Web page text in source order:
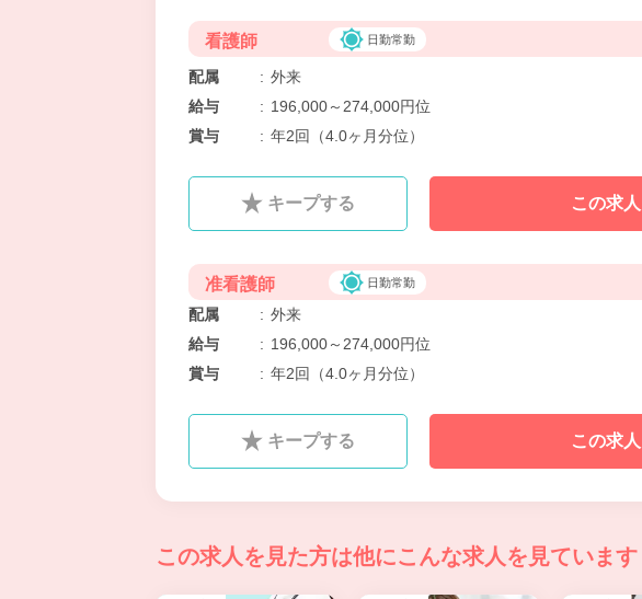
看護師 日勤常勤
配属 : 外来
給与
: 196,000～274,000円位
賞与
: 年2回（4.0ヶ月分位）
キープする この求
准看護師 日勤常勤
配属 : 外来
給与
: 196,000～274,000円位
賞与
: 年2回（4.0ヶ月分位）
キープする この求
この求人を見た方は他にこんな求人を見ています